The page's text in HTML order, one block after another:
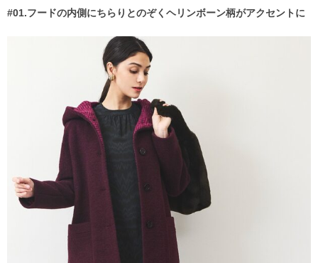
#01.フードの内側にちらりとのぞくヘリンボーン柄がアクセントに